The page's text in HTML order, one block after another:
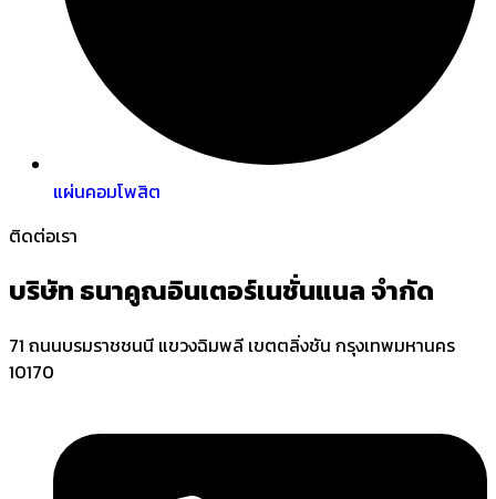
แผ่นคอมโพสิต
ติดต่อเรา
บริษัท ธนาคูณอินเตอร์เนชั่นแนล จำกัด
71 ถนนบรมราชชนนี แขวงฉิมพลี เขตตลิ่งชัน กรุงเทพมหานคร
10170